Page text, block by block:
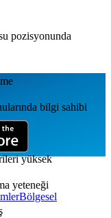
pozisyonunda
bilgi sahibi
yüksek
yeteneği
Bölgesel